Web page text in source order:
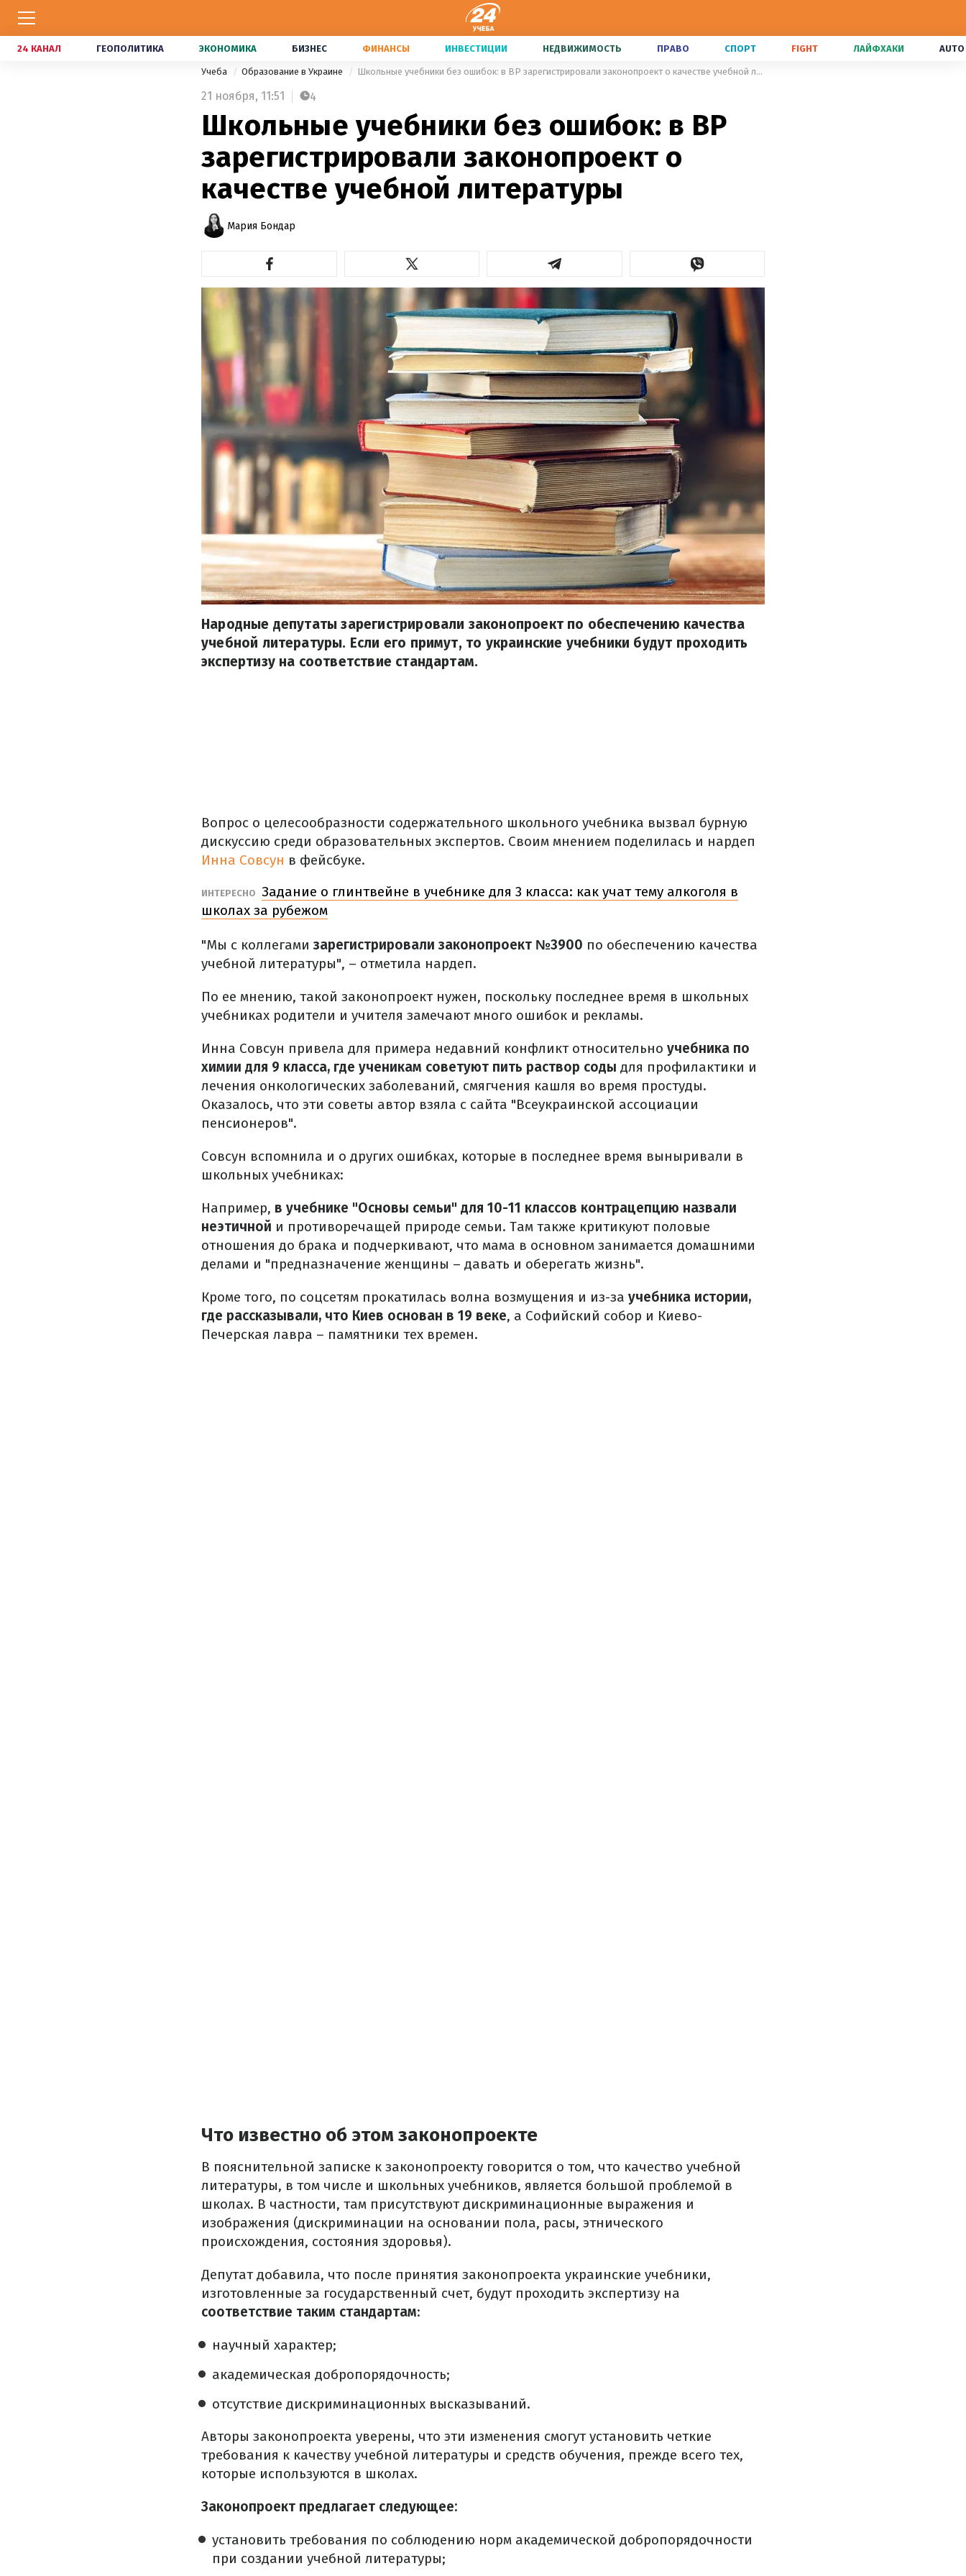
24 КАНАЛ ГЕОПОЛИТИКА ЭКОНОМИКА БИЗНЕС ФИНАНСЫ ИНВЕСТИЦИИ НЕДВИЖИМОСТЬ ПРАВО СПОРТ FIGHT ЛАЙФХАКИ AUTO
Учеба Образование в Украине Школьные учебники без ошибок: в ВР зарегистрировали законопроект о качестве учебной литературы
21 ноября, 11:51 4
Школьные учебники без ошибок: в ВР
зарегистрировали законопроект о
качестве учебной литературы
Мария Бондар
Народные депутаты зарегистрировали законопроект по обеспечению качества
учебной литературы. Если его примут, то украинские учебники будут проходить
экспертизу на соответствие стандартам.
Вопрос о целесообразности содержательного школьного учебника вызвал бурную
дискуссию среди образовательных экспертов. Своим мнением поделилась и нардеп
Инна Совсун в фейсбуке.
ИНТЕРЕСНО Задание о глинтвейне в учебнике для 3 класса: как учат тему алкоголя в
школах за рубежом
"Мы с коллегамизарегистрировали законопроект №3900 по обеспечению качества
учебной литературы", – отметила нардеп.
По ее мнению, такой законопроект нужен, поскольку последнее время в школьных
учебниках родители и учителя замечают много ошибок и рекламы.
Инна Совсун привела для примера недавний конфликт относительно учебника по
химии для 9 класса, где ученикам советуют пить раствор соды для профилактики и
лечения онкологических заболеваний, смягчения кашля во время простуды.
Оказалось, что эти советы автор взяла с сайта "Всеукраинской ассоциации
пенсионеров".
Совсун вспомнила и о других ошибках, которые в последнее время выныривали в
школьных учебниках:
Например, в учебнике "Основы семьи" для 10-11 классов контрацепцию назвали
неэтичной и противоречащей природе семьи. Там также критикуют половые
отношения до брака и подчеркивают, что мама в основном занимается домашними
делами и "предназначение женщины – давать и оберегать жизнь".
Кроме того, по соцсетям прокатилась волна возмущения и из-за учебника истории,
где рассказывали, что Киев основан в 19 веке, а Софийский собор и Киево-
Печерская лавра – памятники тех времен.
Что известно об этом законопроекте
В пояснительной записке к законопроекту говорится о том, что качество учебной
литературы, в том числе и школьных учебников, является большой проблемой в
школах. В частности, там присутствуют дискриминационные выражения и
изображения (дискриминации на основании пола, расы, этнического
происхождения, состояния здоровья).
Депутат добавила, что после принятия законопроекта украинские учебники,
изготовленные за государственный счет, будут проходить экспертизу на
соответствие таким стандартам:
научный характер;
академическая добропорядочность;
отсутствие дискриминационных высказываний.
Авторы законопроекта уверены, что эти изменения смогут установить четкие
требования к качеству учебной литературы и средств обучения, прежде всего тех,
которые используются в школах.
Законопроект предлагает следующее:
установить требования по соблюдению норм академической добропорядочности
при создании учебной литературы;